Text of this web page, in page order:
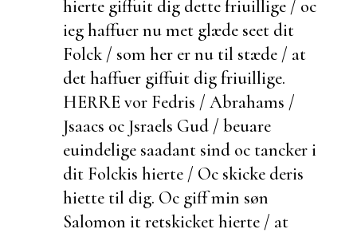
hierte giffuit dig dette friuillige / oc
ieg haffuer nu met glæde seet dit
Folck / som her er nu til stæde / at
det haffuer giffuit dig friuillige.
HERRE vor Fedris / Abrahams /
Jsaacs oc Jsraels Gud / beuare
euindelige saadant sind oc tancker i
dit Folckis hierte / Oc skicke deris
hiette til dig. Oc giff min søn
Salomon it retskicket hierte / at